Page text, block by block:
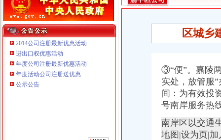
2014公司注册最新优惠活动
进出口权优惠活动
年度公司注册最新优惠活动
年度活动公司注册送优惠
公示公告
重庆海谛升进出口贸易有限公司 渝北100万 （进出口权）
注销流程
区城乡
③“便”。嘉陵
实处，放管服
间：为有效投
号南岸服务热
南岸区以交通
地图|设为页|